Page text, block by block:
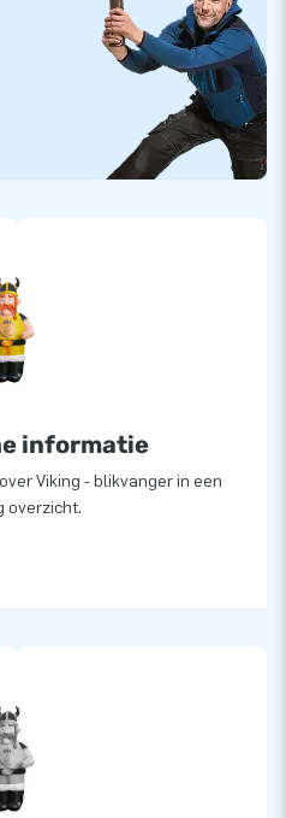
informatie
Viking - blikvanger in een
overzicht.